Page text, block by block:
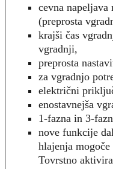
cevna napeljava
(preprosta
krajši čas
vgradnji,
preprosta
za vgradnjo
električni
enostavnejša
1-fazna in 3-
nove funkcije
hlajenja
Tovrstno